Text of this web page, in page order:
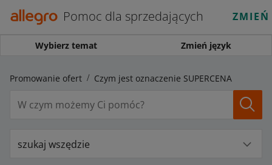
Pomoc dla sprzedających
Wybierz temat Zmień język
Promowanie ofert Czym jest oznaczenie SUPERCENA
szukaj wszędzie